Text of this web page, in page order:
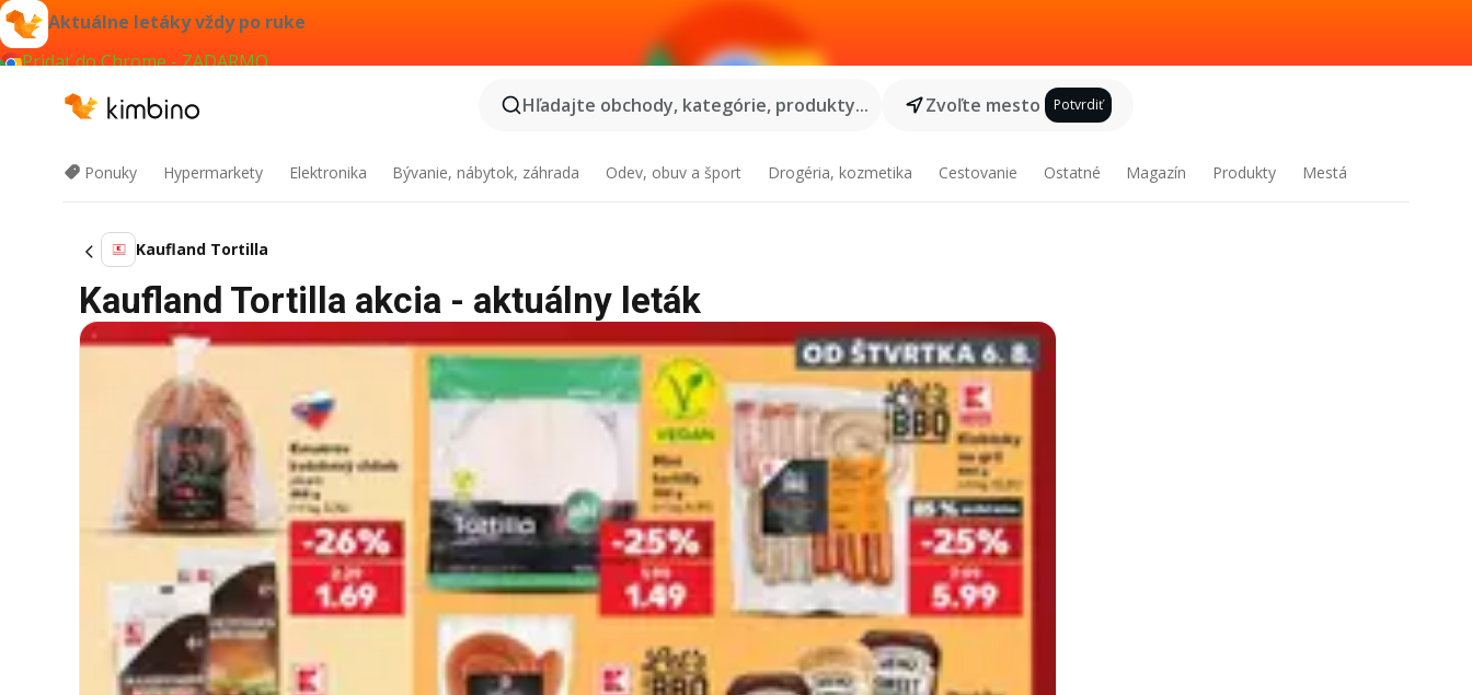
Aktuálne letáky vždy po ruke
Pridať do Chrome - ZADARMO
Hľadajte obchody, kategórie, produkty...
Zvoľte mesto Potvrdiť
Ponuky Hypermarkety Elektronika Bývanie, nábytok, záhrada Odev, obuv a šport Drogéria, kozmetika Cestovanie Ostatné Magazín Produkty Mestá
Kaufland Tortilla
Kaufland Tortilla akcia - aktuálny leták